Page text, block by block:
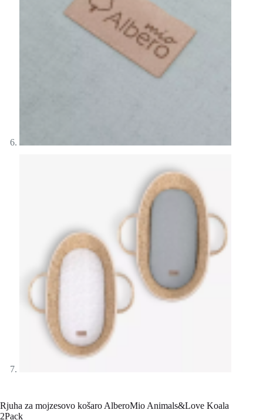
Rjuha za mojzesovo košaro AlberoMio Animals&Love Koala
2Pack